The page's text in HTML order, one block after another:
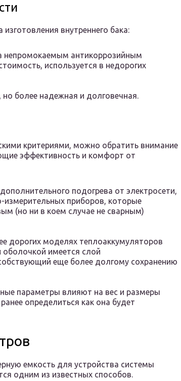
внутреннего бака:
непромокаемым антикоррозийным
используется в недорогих
более надежная и долговечная.
критериями, можно обратить внимание
эффективность и комфорт от
подогрева от электросети,
приборов, которые
(но ни в коем случае не сварным)
дорогих моделях теплоаккумуляторов
имеется слой
еще более долгому сохранению
параметры влияют на вес и размеры
определиться как она будет
емкость для устройства системы
одним из известных способов.